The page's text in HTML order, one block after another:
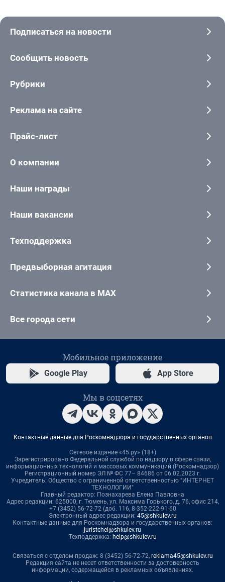
Подписаться на новости
Сообщить новость
Рубрики
Реклама на сайте
Прайс-лист
О компании
Наши награды
Наши вакансии
Техподдержка
Предвыборная агитация
Статистика канала в MAX
Все города сети
Мобильное приложение
Google Play App Store
Мы в соцсетях
Контактные данные для Роскомнадзора и государственных органов
Сетевое издание «45.ру» (18+)
Зарегистрировано Федеральной службой по надзору в сфере связи,
информационных технологий и массовых коммуникаций (Роскомнадзор)
Регистрационный номер ЭЛ № ФС 77– 84686 от 06.02.2023 г.
Учредитель: Общество с ограниченной ответственностью "ИНТЕРНЕТ
ТЕХНОЛОГИИ"
Главный редактор: Познахарева Елена Павловна
Адрес редакции: 625000, г. Тюмень, ул. Максима Горького, д. 76, офис 214,
+7 (3452) 56-72-72 (доб. 116, 8-352-222-91-60
Электронный адрес редакции: 45@shkulev.ru
Контактные данные для Роскомнадзора и государственных органов:
juristchel@shkulev.ru
Техподдержка: help@shkulev.ru
Связаться с отделом продаж: 8 (3452) 56-72-72, reklama45@shkulev.ru
Редакция сайта не несет ответственности за достоверность
информации, содержащейся в рекламных объявлениях.